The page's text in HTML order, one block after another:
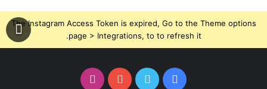
The Instagram Access Token is expired, Go to the Theme options
page > Integrations, to to refresh it.
فيسبوك تويتر يوتيوب انستقرام